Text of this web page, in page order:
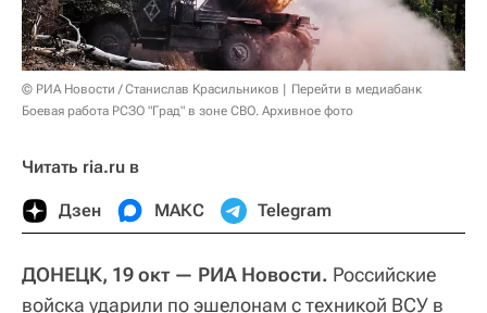
© РИА Новости / Станислав Красильников
Перейти в медиабанк
Боевая работа РСЗО "Град" в зоне СВО. Архивное фото
Читать ria.ru в
Дзен МАКС Telegram
ДОНЕЦК, 19 окт — РИА Новости. Российские
войска ударили по эшелонам с техникой ВСУ в